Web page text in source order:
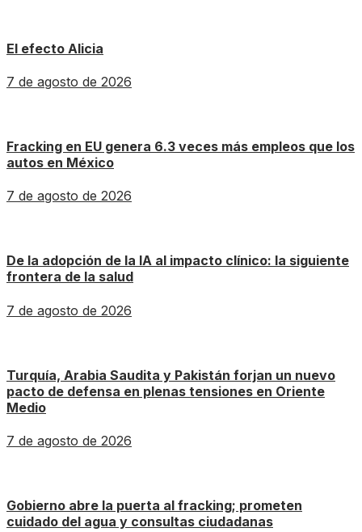
El efecto Alicia
7 de agosto de 2026
Fracking en EU genera 6.3 veces más empleos que los
autos en México
7 de agosto de 2026
De la adopción de la IA al impacto clínico: la siguiente
frontera de la salud
7 de agosto de 2026
Turquía, Arabia Saudita y Pakistán forjan un nuevo
pacto de defensa en plenas tensiones en Oriente
Medio
7 de agosto de 2026
Gobierno abre la puerta al fracking; prometen
cuidado del agua y consultas ciudadanas